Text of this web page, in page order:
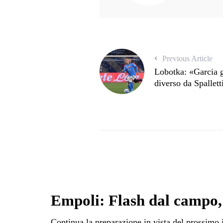
Previous Article
Lobotka: «Garcia
diverso da
Empoli: Flash dal